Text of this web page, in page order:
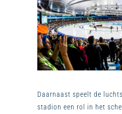
Daarnaast speelt de
stadion een rol in het